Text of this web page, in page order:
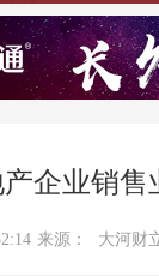
企业销售
来源： 大河财